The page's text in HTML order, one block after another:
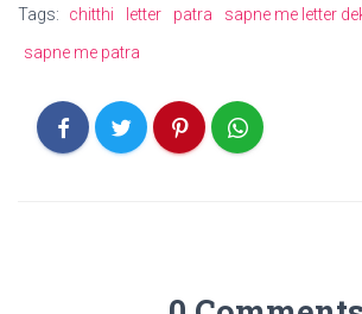
Tags: chitthi letter patra
sapne me letter
sapne me patra